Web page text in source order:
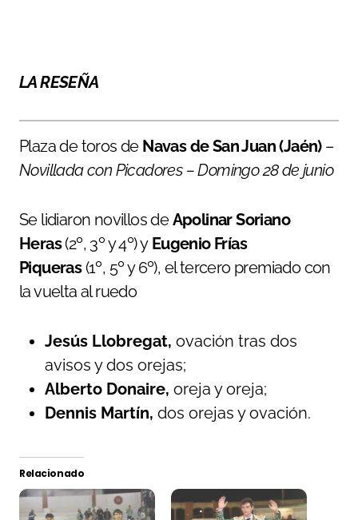
LA RESEÑA
Plaza de toros de Navas de San Juan (Jaén) –
Novillada con Picadores – Domingo 28 de junio
Se lidiaron novillos deApolinar Soriano
Heras(2º, 3º y 4º) yEugenio Frías
Piqueras(1º, 5º y 6º), el tercero premiado con
la vuelta al ruedo
Jesús Llobregat, ovación tras dos
avisos y dos orejas;
Alberto Donaire, oreja y oreja;
Dennis Martín, dos orejas y ovación.
Relacionado